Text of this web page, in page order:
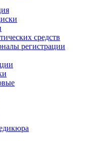
средств
регистрации